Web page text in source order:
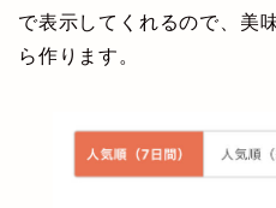
で表示してくれるので、美
ら作ります。